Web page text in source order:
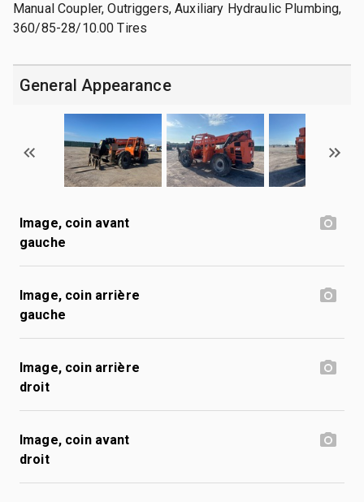
Manual Coupler, Outriggers, Auxiliary Hydraulic Plumbing,
360/85-28/10.00 Tires
General Appearance
Image, coin avant
gauche
Image, coin arrière
gauche
Image, coin arrière
droit
Image, coin avant
droit